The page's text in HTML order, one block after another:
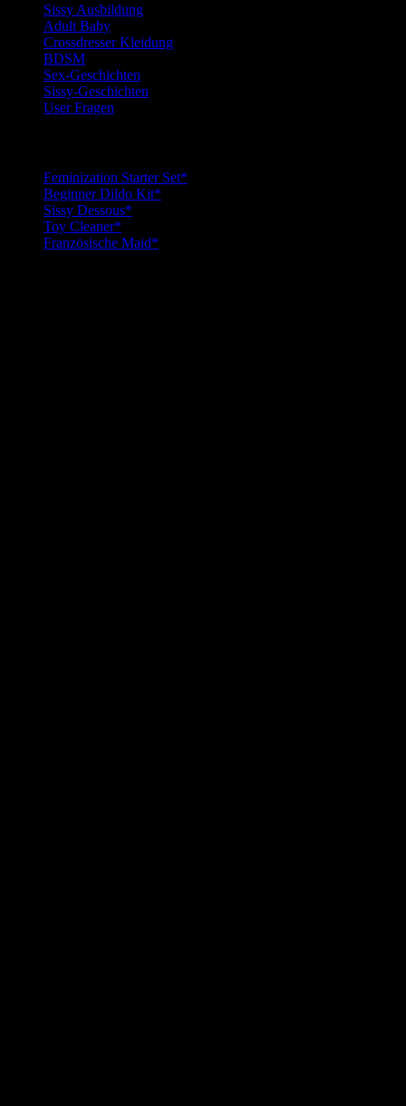
Sissy Ausbildung
Adult Baby
Crossdresser Kleidung
BDSM
Sex-Geschichten
Sissy-Geschichten
User Fragen
Feminization Starter Set*
Beginner Dildo Kit*
Sissy Dessous*
Toy Cleaner*
Französische Maid*